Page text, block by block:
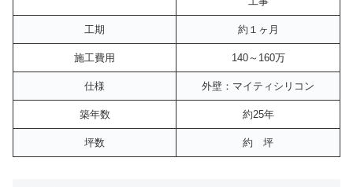
工期 約１ヶ月
施工費用 140～160万
仕様 外壁：マイティシリコン
築年数 約25年
坪数 約 坪